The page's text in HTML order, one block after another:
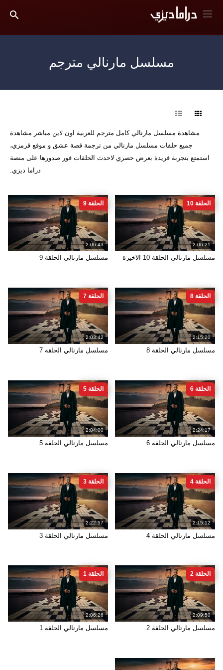
مسلسل مارنالي مترجم
مشاهدة مسلسل مارنالي كامل مترجم للعربية اون لاين مباشر مشاهدة
جميع حلقات مسلسل مارنالي من ترجمة قصة عشق و موقع قرمزي،
استمتع بتجربة فريدة بعرض حصري لاحدث الحلقات فور صدورها على منصة
دراما ديزي.
2:06:21
الحلقة 10
مسلسل مارنالي الحلقة 10 الاخيرة
2:06:43
الحلقة 9
مسلسل مارنالي الحلقة 9
2:15:20
الحلقة 8
مسلسل مارنالي الحلقة 8
2:03:42
الحلقة 7
مسلسل مارنالي الحلقة 7
2:24:17
الحلقة 6
مسلسل مارنالي الحلقة 6
2:04:00
الحلقة 5
مسلسل مارنالي الحلقة 5
2:15:12
الحلقة 4
مسلسل مارنالي الحلقة 4
2:22:57
الحلقة 3
مسلسل مارنالي الحلقة 3
2:09:50
الحلقة 2
مسلسل مارنالي الحلقة 2
2:06:26
الحلقة 1
مسلسل مارنالي الحلقة 1